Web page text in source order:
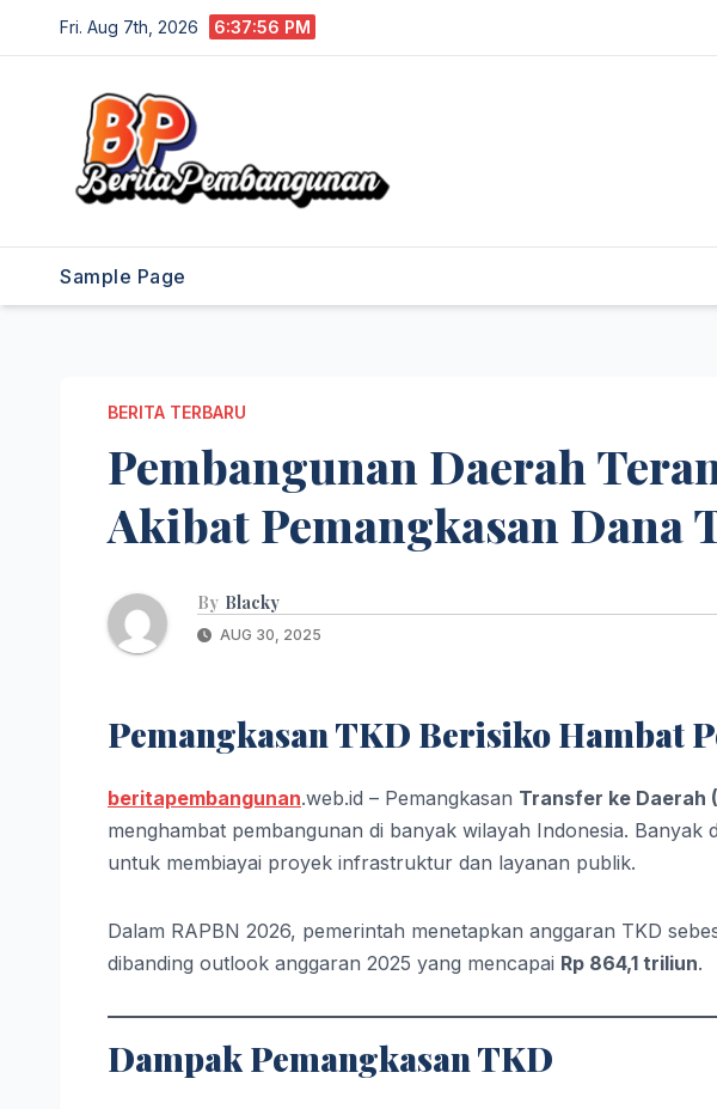
to
Fri. Aug 7th, 2026 6:37:56 PM
Sample Page
BERITA TERBARU
Pembangunan Daerah
Akibat Pemangkasan Dana
By Blacky
AUG 30, 2025
Pemangkasan TKD Berisiko Hambat
beritapembangunan.web.id – Pemangkasan Transfer ke Daerah
menghambat pembangunan di banyak wilayah Indonesia.
untuk membiayai proyek infrastruktur dan layanan publik.
Dalam RAPBN 2026, pemerintah menetapkan anggaran TKD
dibanding outlook anggaran 2025 yang mencapai Rp 864,1 triliun.
Dampak Pemangkasan TKD